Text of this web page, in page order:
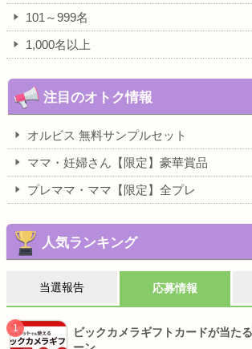
101～999名
1,000名以上
注目のオトク情報
オルビス 無料サンプルセット
ママ・妊婦さん【限定】豪華賞品
プレママ・ママ【限定】全プレ
人気ランキング
当選報告 応募情報
ビックカメラギフトカードが当た